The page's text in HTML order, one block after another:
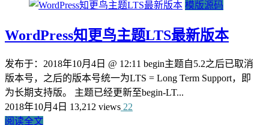
模版源码
WordPress知更鸟主题LTS最新版本
发布于：2018年10月4日 @ 12:11 begin主题自5.2之后已取消
版本号，之后的版本号统一为LTS = Long Term Support，即
为长期支持版。 主题已经更新至begin-LT...
2018年10月4日 13,212 views 22
阅读全文